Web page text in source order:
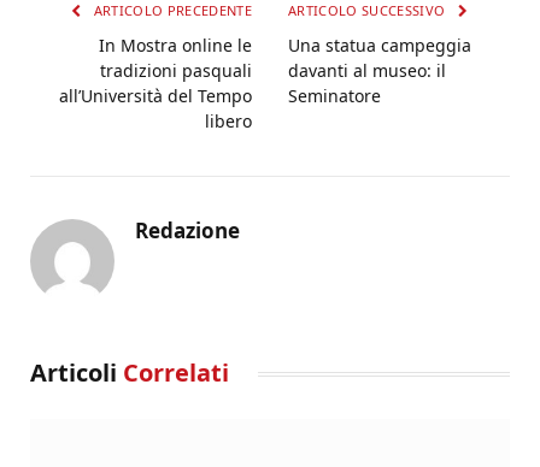
ARTICOLO PRECEDENTE
In Mostra online le
tradizioni pasquali
all’Università del Tempo
libero
ARTICOLO SUCCESSIVO
Una statua campeggia
davanti al museo: il
Seminatore
Redazione
Articoli Correlati